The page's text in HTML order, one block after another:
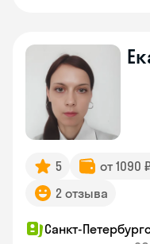
5 от 1090
2 отзыва
Санкт-